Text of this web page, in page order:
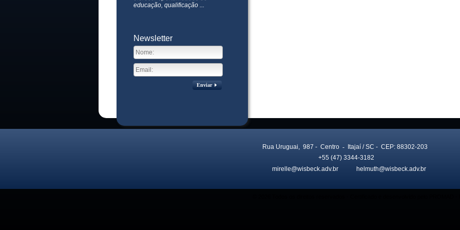
educação, qualificação ...
Newsletter
Enviar
Rua Uruguai, 987 - Centro - Itajaí / SC - CEP: 88302-203
+55 (47) 3344-3182
mirelle@wisbeck.adv.br
helmuth@wisbeck.adv.br